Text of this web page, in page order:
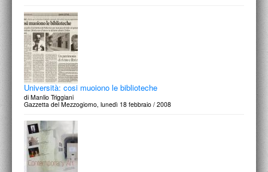
Università: cosi muoiono le biblioteche
di Manlio Triggiani
Gazzetta del Mezzogiorno, lunedì 18 febbraio / 2008